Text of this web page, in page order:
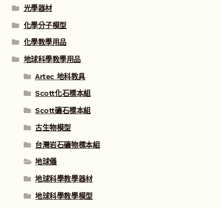
光學器材
化學分子模型
化學教學用品
地球科學教學用品
Artec 地科教具
Scott化石標本組
Scott礦石標本組
古生物模型
台灣岩石礦物標本組
地球儀
地球科學教學器材
地球科學教學模型